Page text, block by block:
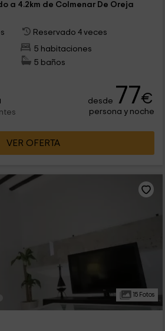
a 4.2km de Colmenar De Oreja
Reservado 4 veces
5 habitaciones
5 baños
desde 77€
persona y noche
VER OFERTA
15 Fotos